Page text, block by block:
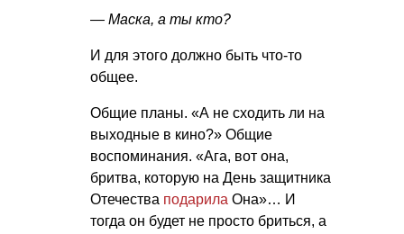
— Маска, а ты кто?
И для этого должно быть что-то
общее.
Общие планы. «А не сходить ли на
выходные в кино?» Общие
воспоминания. «Ага, вот она,
бритва, которую на День защитника
Отечества подарила Она»… И
тогда он будет не просто бриться, а